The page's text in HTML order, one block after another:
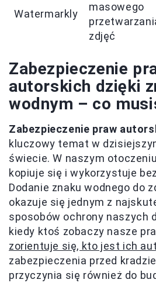
Watermarkly
masowego
zdjęć
Zabezpieczenie
autorskich dzięki
wodnym – co
Zabezpieczenie praw
kluczowy temat w
świecie. W naszym
kopiuje się i wykorzystuje
Dodanie znaku wodnego do
okazuje się jednym z
sposobów ochrony naszych
kiedy ktoś zobaczy nasze
zorientuje się, kto jest ich
zabezpieczenia przed
przyczynia się również do